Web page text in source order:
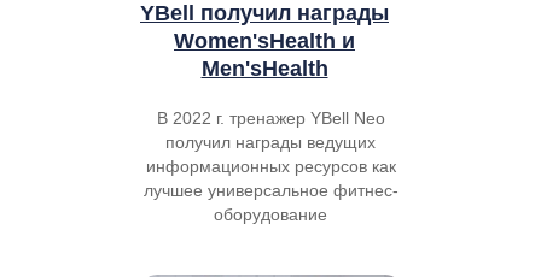
YBell получил награды
Women'sHealth и
Men'sHealth
В 2022 г. тренажер YBell Neo
получил награды ведущих
информационных ресурсов как
лучшее универсальное фитнес-
оборудование